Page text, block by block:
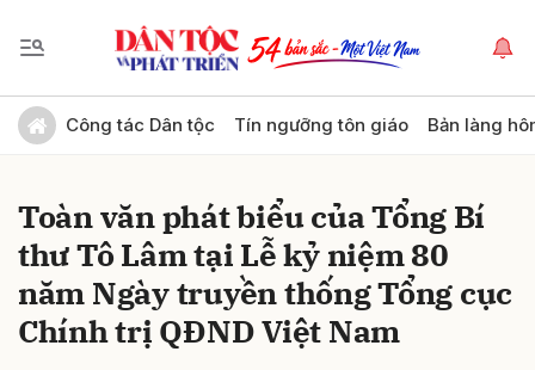
Công tác Dân tộc Tín ngưỡng tôn giáo Bản làng
Toàn văn phát biểu của Tổng Bí
thư Tô Lâm tại Lễ kỷ niệm 80
năm Ngày truyền thống Tổng cục
Chính trị QĐND Việt Nam
Gửi bình luận